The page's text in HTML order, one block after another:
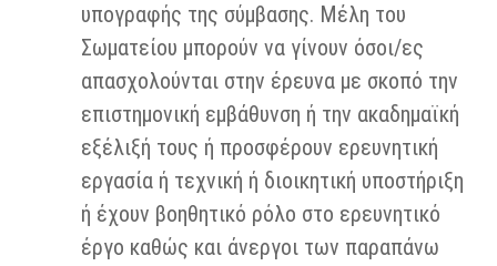
υπογραφής της σύμβασης. Μέλη του
Σωματείου μπορούν να γίνουν όσοι/ες
απασχολούνται στην έρευνα με σκοπό την
επιστημονική εμβάθυνση ή την ακαδημαϊκή
εξέλιξή τους ή προσφέρουν ερευνητική
εργασία ή τεχνική ή διοικητική υποστήριξη
ή έχουν βοηθητικό ρόλο στο ερευνητικό
έργο καθώς και άνεργοι των παραπάνω